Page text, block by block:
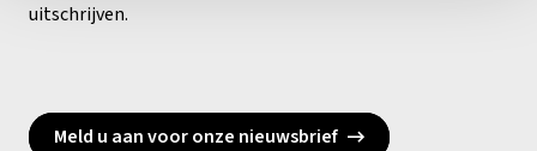
uitschrijven.
Meld u aan voor onze nieuwsbrief